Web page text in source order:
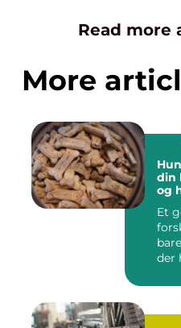
Read more
More
din
og
Et
der